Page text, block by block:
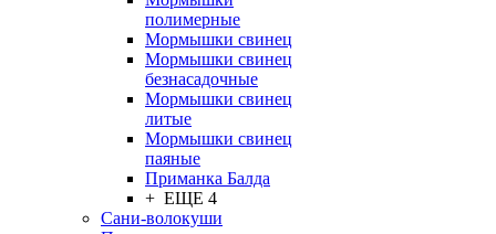
полимерные
Мормышки свинец
Мормышки свинец
безнасадочные
Мормышки свинец
литые
Мормышки свинец
паяные
Приманка Балда
+ ЕЩЕ 4
Сани-волокуши